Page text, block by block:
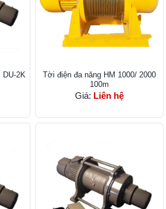
DU-2K
Tời điện đa năng HM 1000/ 2000
100m
Giá: Liên hệ